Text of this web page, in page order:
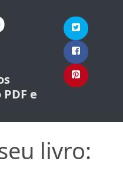
e
livro: